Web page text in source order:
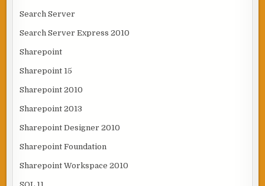
Search Server
Search Server Express 2010
Sharepoint
Sharepoint 15
Sharepoint 2010
Sharepoint 2013
Sharepoint Designer 2010
Sharepoint Foundation
Sharepoint Workspace 2010